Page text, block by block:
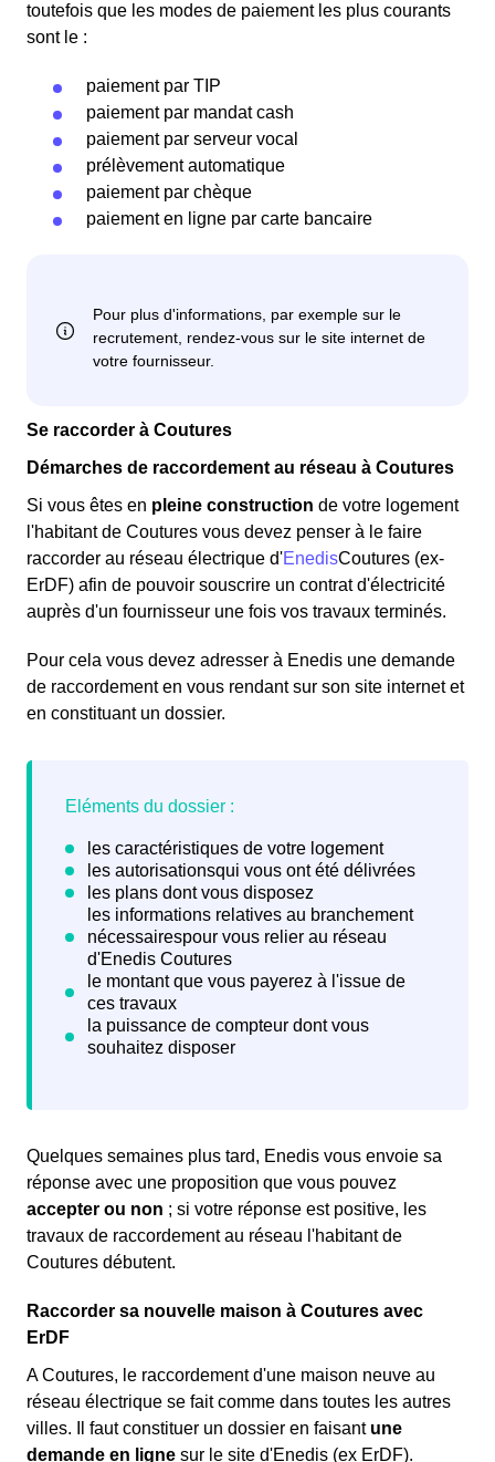
toutefois que les modes de paiement les plus courants
sont le :
paiement par TIP
paiement par mandat cash
paiement par serveur vocal
prélèvement automatique
paiement par chèque
paiement en ligne par carte bancaire
Se raccorder à Coutures
Démarches de raccordement au réseau à Coutures
Si vous êtes en pleine construction de votre logement
l'habitant de Coutures vous devez penser à le faire
raccorder au réseau électrique d'EnedisCoutures (ex-
ErDF) afin de pouvoir souscrire un contrat d'électricité
auprès d'un fournisseur une fois vos travaux terminés.
Pour cela vous devez adresser à Enedis une demande
de raccordement en vous rendant sur son site internet et
en constituant un dossier.
Quelques semaines plus tard, Enedis vous envoie sa
réponse avec une proposition que vous pouvez
accepter ou non ; si votre réponse est positive, les
travaux de raccordement au réseau l'habitant de
Coutures débutent.
Raccorder sa nouvelle maison à Coutures avec
ErDF
A Coutures, le raccordement d'une maison neuve au
réseau électrique se fait comme dans toutes les autres
villes. Il faut constituer un dossier en faisant une
demande en ligne sur le site d'Enedis (ex ErDF).